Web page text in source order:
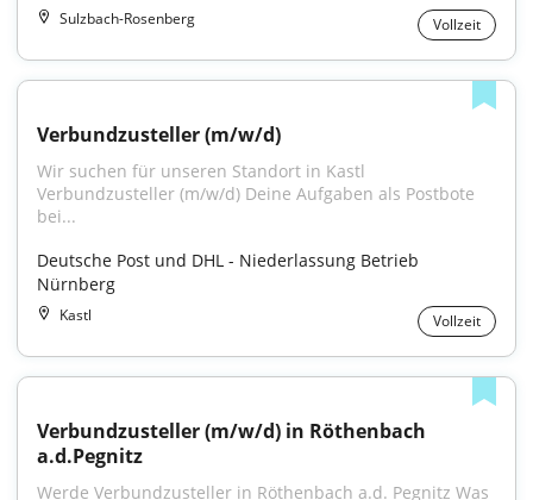
Sulzbach-Rosenberg Vollzeit
Verbundzusteller (m/w/d)
Wir suchen für unseren Standort in Kastl
Verbundzusteller (m/w/d) Deine Aufgaben als Postbote
bei...
Deutsche Post und DHL - Niederlassung Betrieb
Nürnberg
Kastl Vollzeit
Verbundzusteller (m/w/d) in Röthenbach
a.d.Pegnitz
Werde Verbundzusteller in Röthenbach a.d. Pegnitz Was